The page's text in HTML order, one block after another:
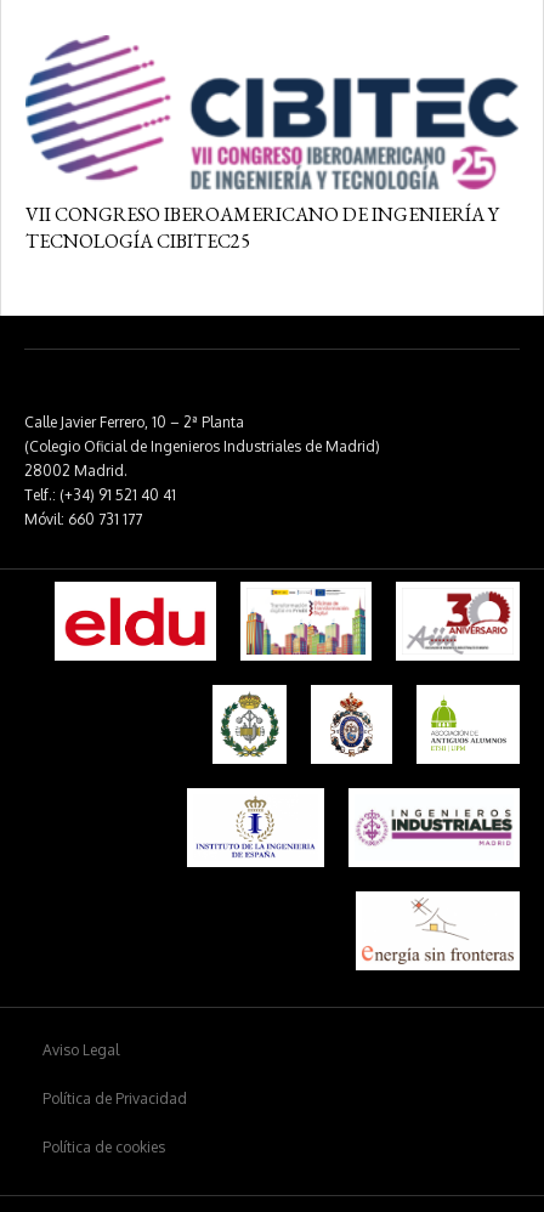
VII CONGRESO IBEROAMERICANO DE INGENIERÍA Y
TECNOLOGÍA CIBITEC25
Calle Javier Ferrero, 10 – 2ª Planta
(Colegio Oficial de Ingenieros Industriales de Madrid)
28002 Madrid.
Telf.: (+34) 91 521 40 41
Móvil: 660 731 177
Aviso Legal
Política de Privacidad
Política de cookies